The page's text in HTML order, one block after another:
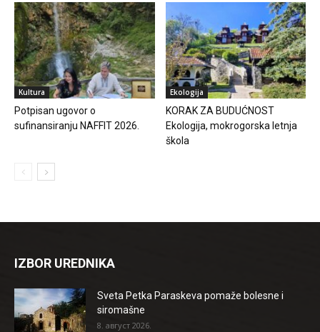
Kultura
Potpisan ugovor o
sufinansiranju NAFFIT 2026.
Ekologija
KORAK ZA BUDUĆNOST
Ekologija, mokrogorska letnja
škola
IZBOR UREDNIKA
Sveta Petka Paraskeva pomaže bolesne i
siromašne
8. август 2026.